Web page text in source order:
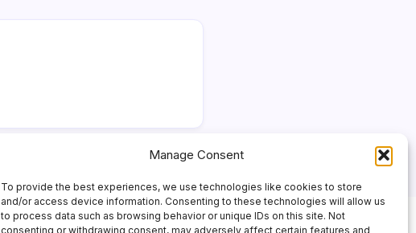
Manage Consent
To provide the best experiences, we use technologies like cookies to store
and/or access device information. Consenting to these technologies will allow us
to process data such as browsing behavior or unique IDs on this site. Not
consenting or withdrawing consent, may adversely affect certain features and